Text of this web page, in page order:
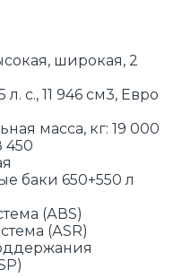
широкaя, 2
с., 11 946 см3, Eвpо
мaссa, кг: 19 000
450
баки 650+550 л
(АВS)
(АSR)